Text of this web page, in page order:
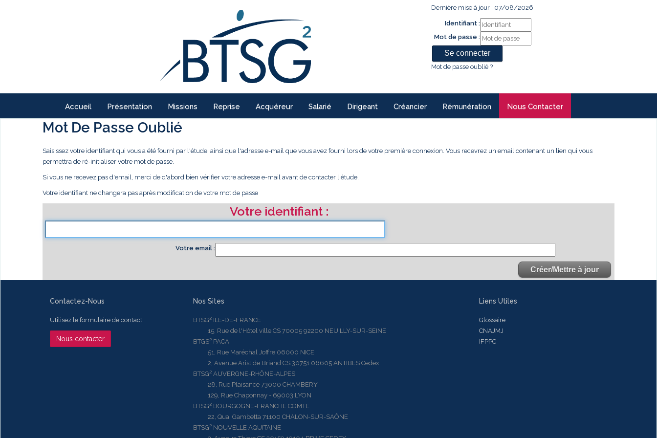
Dernière mise à jour : 07/08/2026
Identifiant :
Mot de passe :
Mot de passe oublié ?
Accueil Présentation Missions Reprise Acquéreur Salarié Dirigeant Créancier Rémunération Nous Contacter
Mot De Passe Oublié
Saisissez votre identifiant qui vous a été fourni par l'étude, ainsi que l'adresse e-mail que vous avez fourni lors de votre première connexion. Vous recevrez un email contenant un lien qui vous
permettra de ré-initialiser votre mot de passe.
Si vous ne recevez pas d'email, merci de d'abord bien vérifier votre adresse e-mail avant de contacter l'étude.
Votre identifiant ne changera pas après modification de votre mot de passe
Votre identifiant
Votre email
Contactez-Nous
Utilisez le formulaire de contact
Nous contacter
Nos Sites
BTSG² ILE-DE-FRANCE
15, Rue de l'Hôtel ville CS 70005 92200 NEUILLY-SUR-SEINE
BTGS² PACA
51, Rue Maréchal Joffre 06000 NICE
2, Avenue Aristide Briand CS 30751 06605 ANTIBES Cedex
BTSG² AUVERGNE-RHÔNE-ALPES
28, Rue Plaisance 73000 CHAMBERY
129, Rue Chaponnay - 69003 LYON
BTSG² BOURGOGNE-FRANCHE COMTE
22, Quai Gambetta 71100 CHALON-SUR-SAÔNE
BTSG² NOUVELLE AQUITAINE
Liens Utiles
Glossaire
CNAJMJ
IFPPC